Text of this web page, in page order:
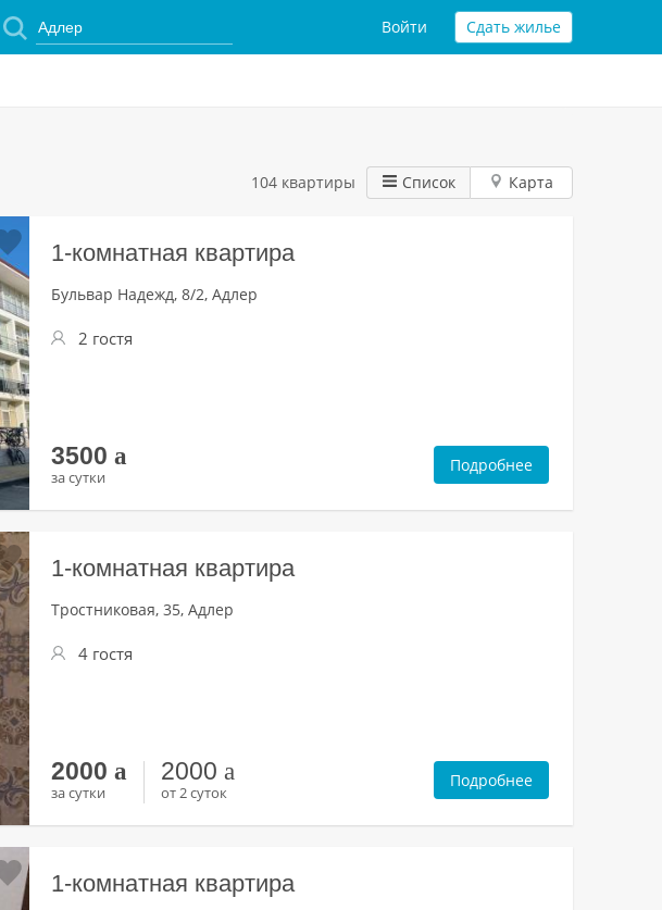
Войти Сдать жилье
104 квартиры Список Карта
1-комнатная квартира
Бульвар Надежд, 8/2, Адлер
2 гостя
3500 a
за сутки
Подробнее
1-комнатная квартира
Тростниковая, 35, Адлер
4 гостя
2000 a
за сутки
2000 a
от 2 суток
Подробнее
1-комнатная квартира